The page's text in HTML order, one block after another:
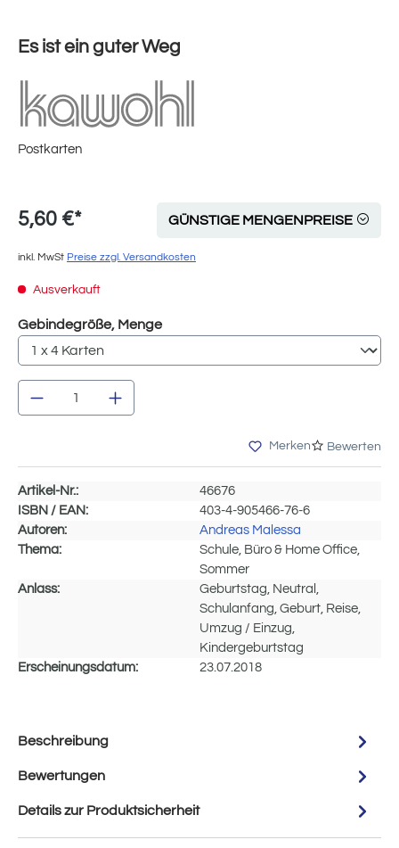
Es ist ein guter Weg
Postkarten
5,60 €* GÜNSTIGE MENGENPREISE
inkl. MwSt Preise zzgl. Versandkosten
Ausverkauft
Gebindegröße, Mengeauswählen
Produkt Anzahl: Gib den gewünschten
Merken Bewerten
Artikel-Nr.:
46676
ISBN / EAN:
403-4-905466-76-6
Autoren:
Andreas Malessa
Thema:
Schule, Büro & Home Office,
Sommer
Anlass:
Geburtstag, Neutral,
Schulanfang, Geburt, Reise,
Umzug / Einzug,
Kindergeburtstag
Erscheinungsdatum:
23.07.2018
Beschreibung
Bewertungen
Details zur Produktsicherheit